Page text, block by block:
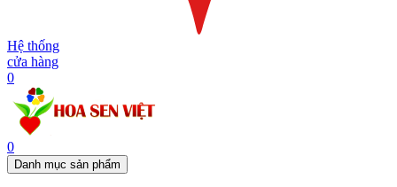
Hệ thống
cửa hàng
0
0
Danh mục sản phẩm